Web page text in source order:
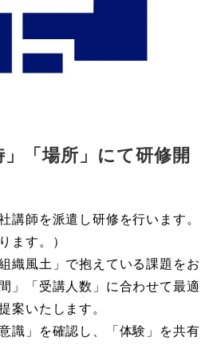
「場所」にて研修開
講師を派遣し研修を行います。
ます。）
織風土」で抱えている課題をお
」「受講人数」に合わせて最適
案いたします。
識」を確認し、「体験」を共有